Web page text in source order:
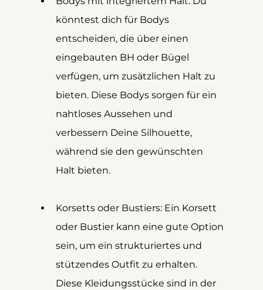
könntest dich für Bodys
entscheiden, die über einen
eingebauten BH oder Bügel
verfügen, um zusätzlichen Halt zu
bieten. Diese Bodys sorgen für ein
nahtloses Aussehen und
verbessern Deine Silhouette,
während sie den gewünschten
Halt bieten.
Korsetts oder Bustiers: Ein Korsett
oder Bustier kann eine gute Option
sein, um ein strukturiertes und
stützendes Outfit zu erhalten.
Diese Kleidungsstücke sind in der